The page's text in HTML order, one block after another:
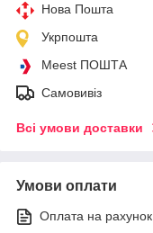
Нова Пошта
Укрпошта
Meest ПОШТА
Самовивіз
Всі умови доставки
Умови оплати
Оплата на рахунок